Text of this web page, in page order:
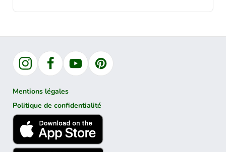
InstagramFacebookYouTubePinterest
Mentions légales
Politique de confidentialité